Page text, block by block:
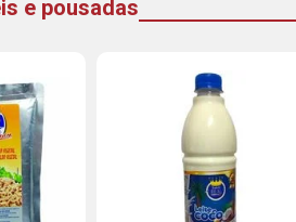
e pousadas